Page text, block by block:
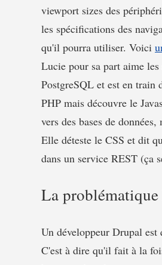
viewport sizes des
les spécifications des
qu'il pourra utiliser. Voici
Lucie pour sa part aime
PostgreSQL et est en train
PHP mais découvre le
vers des bases de
Elle déteste le CSS et dit
dans un service REST (ça
La
Un développeur Drupal
C'est à dire qu'il fait à la